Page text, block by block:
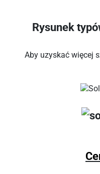
Rysunek
Aby uzyskać więcej